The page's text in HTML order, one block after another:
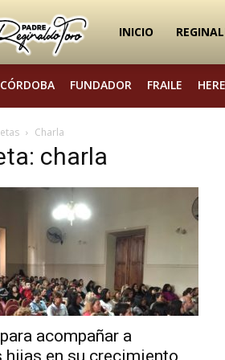
Padre
INICIO
FUNDADOR FRAILE
Charla
charla
acompañar a
hijas en su crecimiento